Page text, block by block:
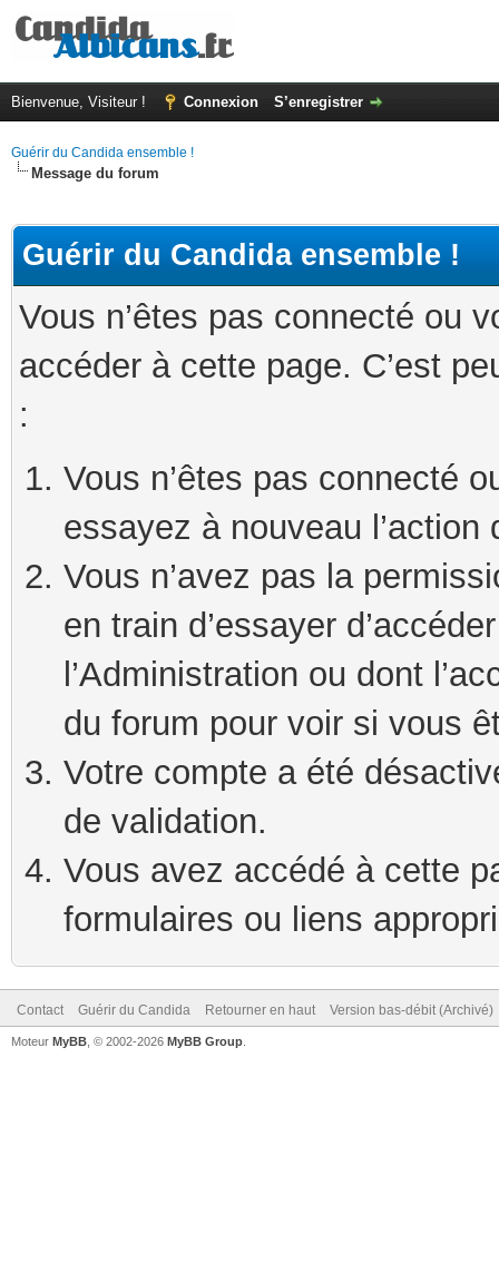
Bienvenue, Visiteur ! Connexion S’enregistrer
Guérir du Candida ensemble !
Message du forum
Guérir du Candida ensemble !
Vous n’êtes pas connecté ou
accéder à cette page. C’est
:
Vous n’êtes pas connecté
essayez à nouveau
Vous n’avez pas la
en train d’essayer
l’Administration ou dont
du forum pour voir si vous
Votre compte a été
de validation.
Vous avez accédé à cette
formulaires ou liens
Contact Guérir du Candida Retourner en haut Version bas-débit (Archivé)
Moteur MyBB , © 2002-2026 MyBB Group